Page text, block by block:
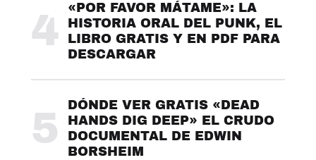
4
«POR FAVOR MÁTAME»: LA
HISTORIA ORAL DEL PUNK, EL
LIBRO GRATIS Y EN PDF PARA
DESCARGAR
5
DÓNDE VER GRATIS «DEAD
HANDS DIG DEEP» EL CRUDO
DOCUMENTAL DE EDWIN
BORSHEIM